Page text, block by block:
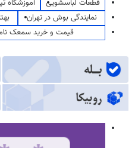
قطعات لباسشویی
آموزشگاه
نمایندگی بوش در تهران
قیمت و خرید سمعک